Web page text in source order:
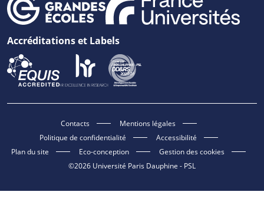
Accréditations et Labels
Contacts
Mentions légales
Politique de confidentialité
Accessibilité
Plan du site
Eco-conception
Gestion des cookies
©2026 Université Paris Dauphine - PSL